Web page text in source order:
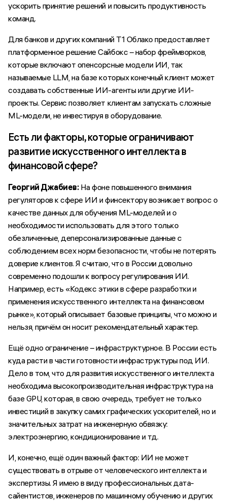
ускорить принятие решений и повысить продуктивность
команд.
Для банков и других компаний Т1 Облако предоставляет
платформенное решение Сайбокс – набор фреймворков,
которые включают опенсорсные модели ИИ, так
называемые LLM, на базе которых конечный клиент может
создавать собственные ИИ-агенты или другие ИИ-
проекты. Сервис позволяет клиентам запускать сложные
ML-модели, не инвестируя в оборудование.
Есть ли факторы, которые ограничивают
развитие искусственного интеллекта в
финансовой сфере?
Георгий Джабиев:На фоне повышенного внимания
регуляторов к сфере ИИ и финсектору возникает вопрос о
качестве данных для обучения ML-моделей и о
необходимости использовать для этого только
обезличенные, деперсонализированные данные с
соблюдением всех норм безопасности, чтобы не потерять
доверие клиентов. Я считаю, что в России довольно
современно подошли к вопросу регулирования ИИ.
Например, есть «Кодекс этики в сфере разработки и
применения искусственного интеллекта на финансовом
рынке», который описывает базовые принципы, что можно и
нельзя, причём он носит рекомендательный характер.
Ещё одно ограничение – инфраструктурное. В России есть
куда расти в части готовности инфраструктуры под ИИ.
Дело в том, что для развития искусственного интеллекта
необходима высокопроизводительная инфраструктура на
базе GPU, которая, в свою очередь, требует не только
инвестиций в закупку самих графических ускорителей, но и
значительных затрат на инженерную обвязку:
электроэнергию, кондиционирование и тд.
И, конечно, ещё один важный фактор: ИИ не может
существовать в отрыве от человеческого интеллекта и
экспертизы. Я имею в виду профессиональных дата-
сайентистов, инженеров по машинному обучению и других